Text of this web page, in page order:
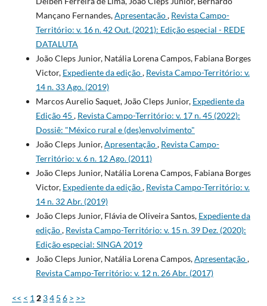
Mançano Fernandes,Apresentação, Revista Campo-
Território: v. 16 n. 42 Out. (2021): Edição especial - REDE
DATALUTA
João Cleps Junior, Natália Lorena Campos, Fabiana Borges
Victor, Expediente da edição, Revista Campo-Território: v.
14 n. 33 Ago. (2019)
Marcos Aurelio Saquet, João Cleps Junior, Expediente da
Edição 45 , Revista Campo-Território: v. 17 n. 45 (2022):
Dossiê: "México rural e (des)envolvimento"
João Cleps Junior,Apresentação, Revista Campo-
Território: v. 6 n. 12 Ago. (2011)
João Cleps Junior, Natália Lorena Campos, Fabiana Borges
Victor, Expediente da edição, Revista Campo-Território: v.
14 n. 32 Abr. (2019)
João Cleps Junior, Flávia de Oliveira Santos, Expediente da
edição, Revista Campo-Território: v. 15 n. 39 Dez. (2020):
Edição especial: SINGA 2019
João Cleps Junior, Natália Lorena Campos,Apresentação,
Revista Campo-Território: v. 12 n. 26 Abr. (2017)
<< < 1 2 34 5 6 > >>